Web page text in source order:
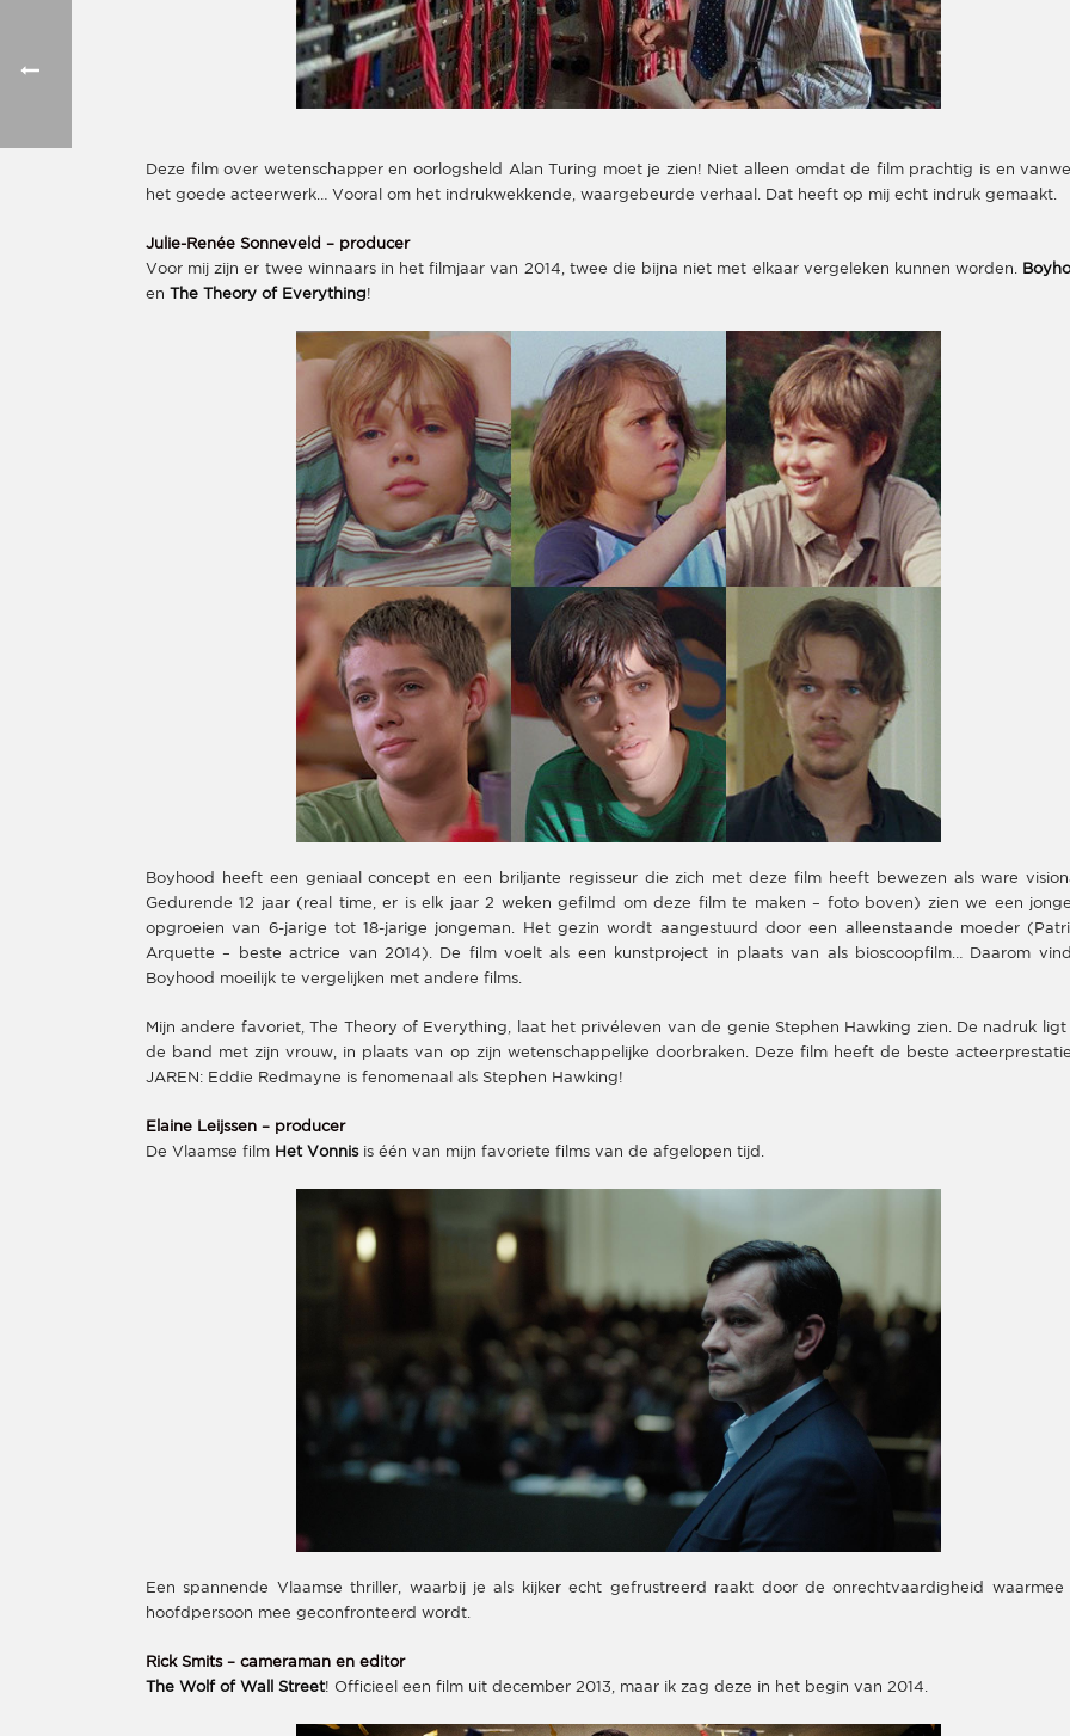
Deze film over wetenschapper en oorlogsheld Alan Turing moet je zien! Niet alleen omdat de film prachtig is en
het goede acteerwerk… Vooral om het indrukwekkende, waargebeurde verhaal. Dat heeft op mij echt indruk gemaakt.
Julie-Renée Sonneveld – producer
Voor mij zijn er twee winnaars in het filmjaar van 2014, twee die bijna niet met elkaar vergeleken kunnen worden.
en
The Theory of Everything!
Boyhood heeft een geniaal concept en een briljante regisseur die zich met deze film heeft bewezen als ware
Gedurende 12 jaar (real time, er is elk jaar 2 weken gefilmd om deze film te maken – foto boven) zien we een
opgroeien van 6-jarige tot 18-jarige jongeman. Het gezin wordt aangestuurd door een alleenstaande moeder
Arquette – beste actrice van 2014). De film voelt als een kunstproject in plaats van als bioscoopfilm… Daarom
Boyhood moeilijk te vergelijken met andere films.
Mijn andere favoriet, The Theory of Everything, laat het privéleven van de genie Stephen Hawking zien. De nadruk ligt
de band met zijn vrouw, in plaats van op zijn wetenschappelijke doorbraken. Deze film heeft de beste
JAREN: Eddie Redmayne is fenomenaal als Stephen Hawking!
Elaine Leijssen – producer
De Vlaamse film Het Vonnisis één van mijn favoriete films van de afgelopen tijd.
Een spannende Vlaamse thriller, waarbij je als kijker echt gefrustreerd raakt door de onrechtvaardigheid waarmee
hoofdpersoon mee geconfronteerd wordt.
Rick Smits – cameraman en editor
The Wolf of Wall Street! Officieel een film uit december 2013, maar ik zag deze in het begin van 2014.